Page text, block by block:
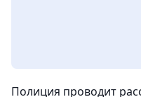
Полиция проводит